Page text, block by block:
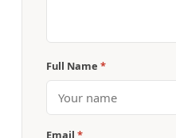
Full Name *
Email *